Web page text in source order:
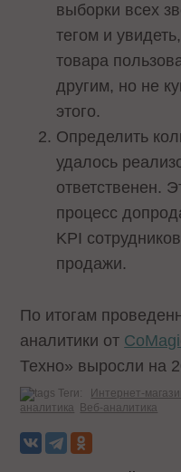
выборки всех
тегом и
товара
другим, но не
этого.
Определить
удалось
ответственен.
процесс
KPI
продажи.
По итогам
аналитики от
Техно» выросли на
Теги: Интернет-
аналитика
Веб-аналитика